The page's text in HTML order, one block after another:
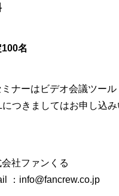
100名
ナーはビデオ会議ツー
につきましてはお申し込
社ファンくる
： info@fancrew.co.jp